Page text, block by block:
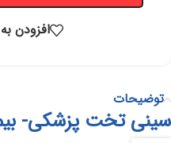
افزودن
توضیحات
سینی تخت پزشکی-